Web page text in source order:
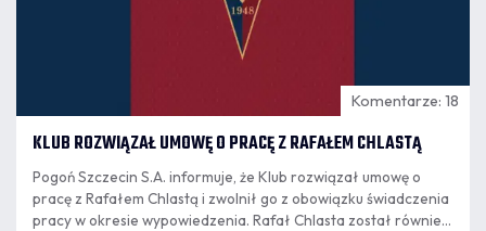
Komentarze: 18
KLUB ROZWIĄZAŁ UMOWĘ O PRACĘ Z RAFAŁEM CHLASTĄ
Pogoń Szczecin S.A. informuje, że Klub rozwiązał umowę o
pracę z Rafałem Chlastą i zwolnił go z obowiązku świadczenia
pracy w okresie wypowiedzenia. Rafał Chlasta został również